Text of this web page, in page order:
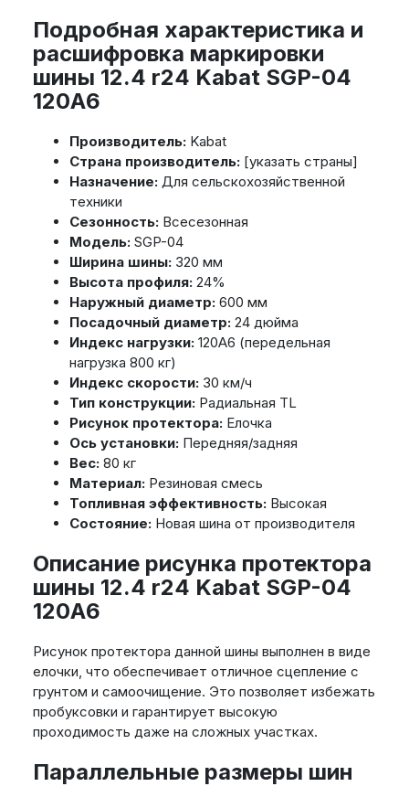
Подробная характеристика и
расшифровка маркировки
шины 12.4 r24 Kabat SGP-04
120A6
Производитель:Kabat
Страна производитель:[указать страны]
Назначение:Для сельскохозяйственной
техники
Сезонность:Всесезонная
Модель:SGP-04
Ширина шины:320 мм
Высота профиля:24%
Наружный диаметр:600 мм
Посадочный диаметр:24 дюйма
Индекс нагрузки:120A6 (передельная
нагрузка 800 кг)
Индекс скорости:30 км/ч
Тип конструкции:Радиальная TL
Рисунок протектора:Елочка
Ось установки:Передняя/задняя
Вес:80 кг
Материал:Резиновая смесь
Топливная эффективность:Высокая
Состояние:Новая шина от производителя
Описание рисунка протектора
шины 12.4 r24 Kabat SGP-04
120A6
Рисунок протектора данной шины выполнен в виде
елочки, что обеспечивает отличное сцепление с
грунтом и самоочищение. Это позволяет избежать
пробуксовки и гарантирует высокую
проходимость даже на сложных участках.
Параллельные размеры шин